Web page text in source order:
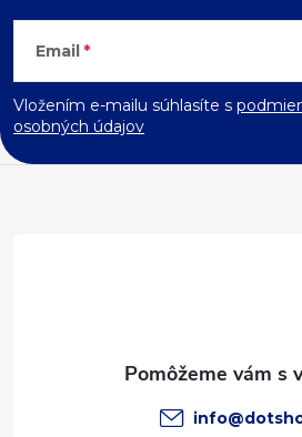
Z
á
p
Email
Vložením e-mailu súhlasíte s
osobných údajov
info@